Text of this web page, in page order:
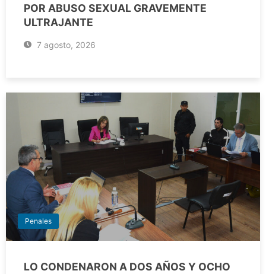
POR ABUSO SEXUAL GRAVEMENTE
ULTRAJANTE
7 agosto, 2026
Penales
LO CONDENARON A DOS AÑOS Y OCHO